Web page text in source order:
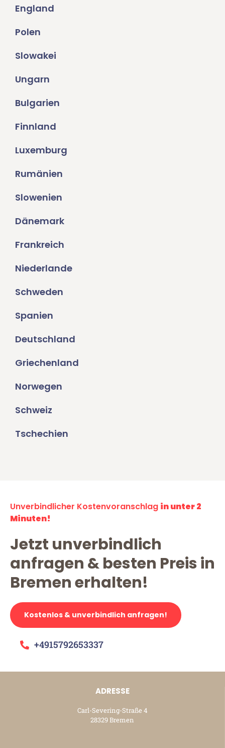
England
Polen
Slowakei
Ungarn
Bulgarien
Finnland
Luxemburg
Rumänien
Slowenien
Dänemark
Frankreich
Niederlande
Schweden
Spanien
Deutschland
Griechenland
Norwegen
Schweiz
Tschechien
Unverbindlicher Kostenvoranschlag in unter 2
Minuten!
Jetzt unverbindlich
anfragen & besten Preis in
Bremen erhalten!
Kostenlos & unverbindlich anfragen!
+4915792653337
ADRESSE
Carl-Severing-Straße 4
28329 Bremen